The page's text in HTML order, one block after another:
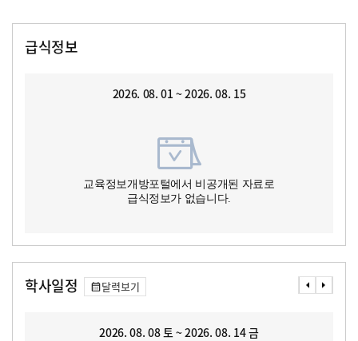
급식정보
2026. 08. 01 ~ 2026. 08. 15
교육정보개방포털에서 비공개된 자료로
급식정보가 없습니다.
학사일정 달력보기
2026. 08. 08 토 ~ 2026. 08. 14 금